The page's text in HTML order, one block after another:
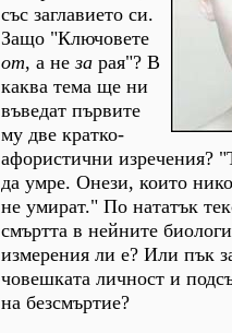
със заглавието си.
Защо "Ключовете
от, а неза рая"? В
каква тема ще ни
въведат първите
му две кратко-
афористични изречения?
да умре. Онези, които
не умират." По нататък
смъртта в нейните
измерения ли е? Или пък
човешката личност и
на безсмъртие?